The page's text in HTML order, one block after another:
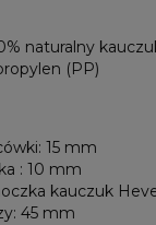
naturalny
(PP)
15 mm
: 10 mm
kauczuk
45 mm